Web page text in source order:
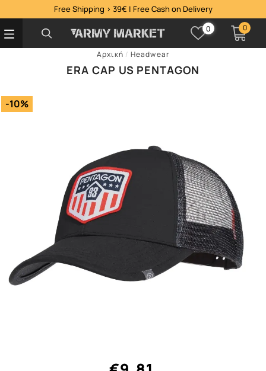
Free Shipping > 39€ | Free Cash on Delivery
0 0
Αρχική / Headwear
ERA CAP US PENTAGON
-10%